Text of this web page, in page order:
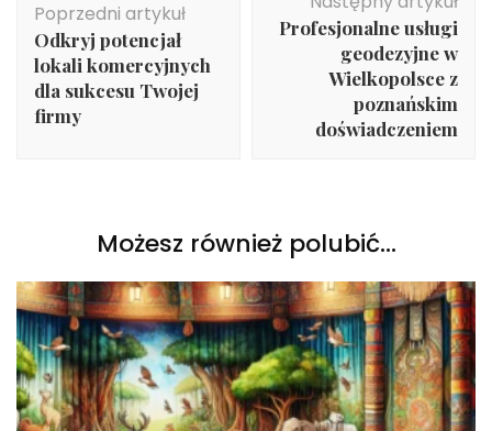
wpisu
Poprzedni artykuł
Odkryj potencjał
lokali komercyjnych
dla sukcesu Twojej
firmy
Profesjonalne usługi
geodezyjne w
Wielkopolsce z
poznańskim
doświadczeniem
Możesz również polubić…